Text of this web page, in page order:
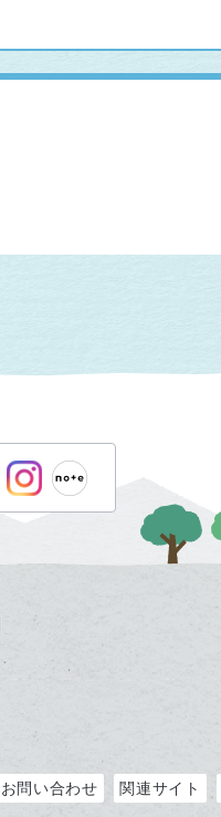
お問い合わせ 関連サイト